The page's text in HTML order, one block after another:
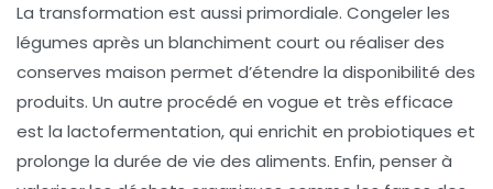
La transformation est aussi primordiale. Congeler les
légumes après un blanchiment court ou réaliser des
conserves maison permet d’étendre la disponibilité des
produits. Un autre procédé en vogue et très efficace
est la lactofermentation, qui enrichit en probiotiques et
prolonge la durée de vie des aliments. Enfin, penser à